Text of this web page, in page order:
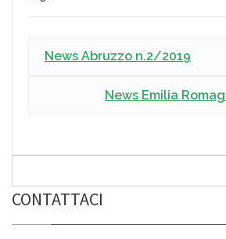
News Abruzzo n.2/2019
News Emilia
CONTATTACI